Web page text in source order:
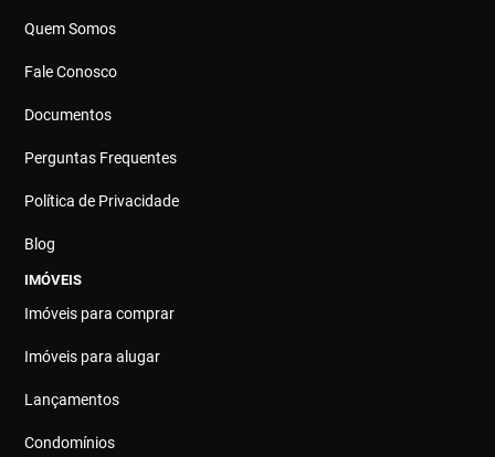
Quem Somos
Fale Conosco
Documentos
Perguntas Frequentes
Política de Privacidade
Blog
IMÓVEIS
Imóveis para comprar
Imóveis para alugar
Lançamentos
Condomínios